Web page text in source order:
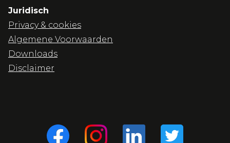
Juridisch
Privacy & cookies
Algemene Voorwaarden
Downloads
Disclaimer